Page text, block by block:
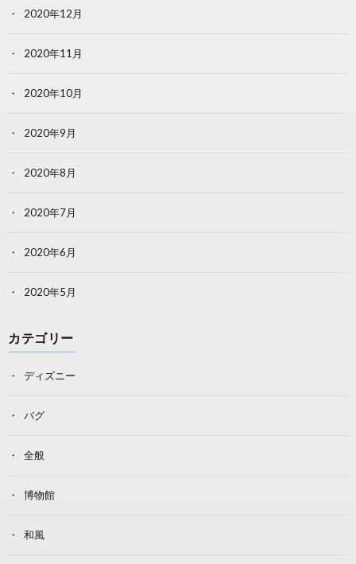
2020年12月
2020年11月
2020年10月
2020年9月
2020年8月
2020年7月
2020年6月
2020年5月
カテゴリー
ディズニー
バグ
全般
博物館
和風